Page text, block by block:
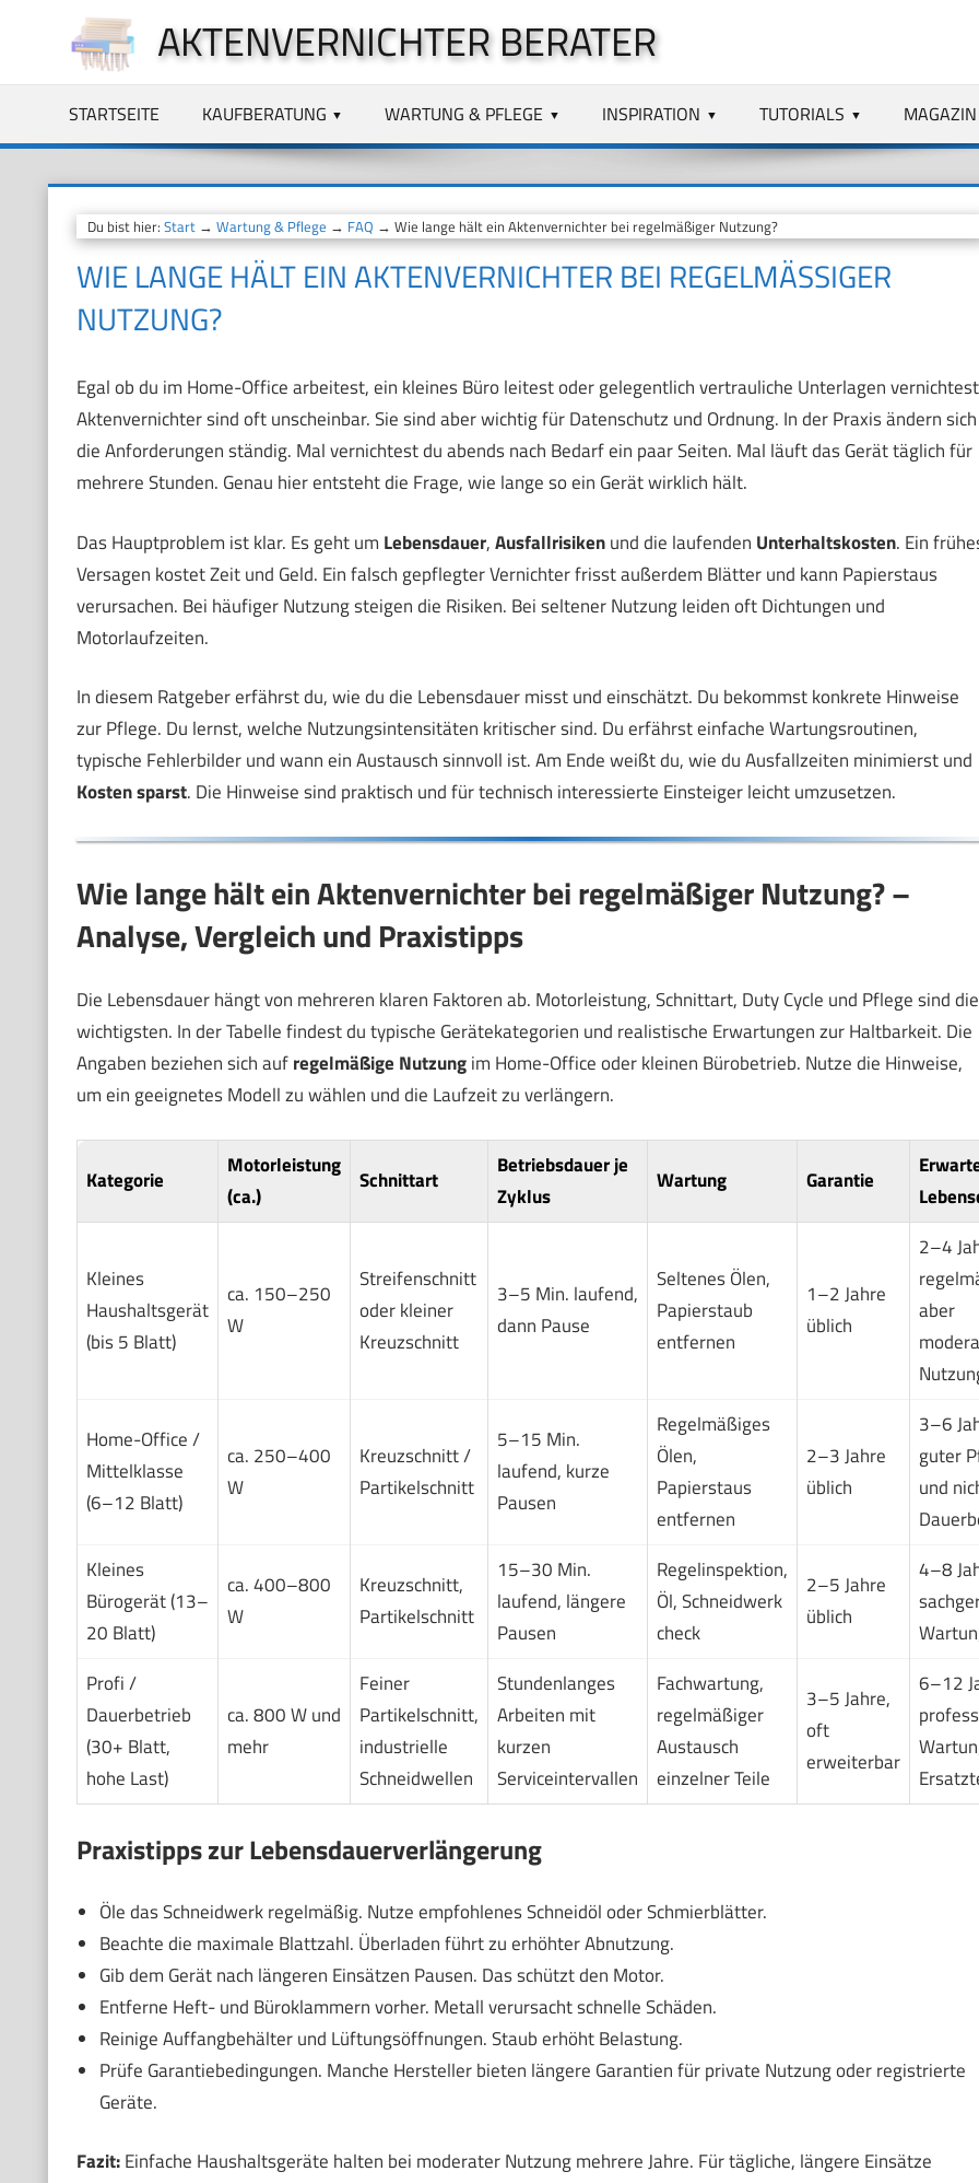
springen
AKTENVERNICHTER BERATER
STARTSEITE KAUFBERATUNG WARTUNG & PFLEGE INSPIRATION TUTORIALS MAGAZIN
Du bist hier: Start→ Wartung & Pflege → FAQ → Wie lange hält ein Aktenvernichter bei regelmäßiger Nutzung?
WIE LANGE HÄLT EIN AKTENVERNICHTER BEI REGELMÄSSIGER N
UTZUNG?
Egal ob du im Home-Office arbeitest, ein kleines Büro leitest oder gelegentlich vertrauliche Unterlagen
Aktenvernichter sind oft unscheinbar. Sie sind aber wichtig für Datenschutz und Ordnung. In der Praxis ändern sich
die Anforderungen ständig. Mal vernichtest du abends nach Bedarf ein paar Seiten. Mal läuft das Gerät täglich für
mehrere Stunden. Genau hier entsteht die Frage, wie lange so ein Gerät wirklich hält.
Das Hauptproblem ist klar. Es geht um Lebensdauer,Ausfallrisikenund die laufenden Unterhaltskosten. Ein
Versagen kostet Zeit und Geld. Ein falsch gepflegter Vernichter frisst außerdem Blätter und kann Papierstaus
verursachen. Bei häufiger Nutzung steigen die Risiken. Bei seltener Nutzung leiden oft Dichtungen und
Motorlaufzeiten.
In diesem Ratgeber erfährst du, wie du die Lebensdauer misst und einschätzt. Du bekommst konkrete Hinweise
zur Pflege. Du lernst, welche Nutzungsintensitäten kritischer sind. Du erfährst einfache Wartungsroutinen,
typische Fehlerbilder und wann ein Austausch sinnvoll ist. Am Ende weißt du, wie du Ausfallzeiten minimierst und
Kosten sparst. Die Hinweise sind praktisch und für technisch interessierte Einsteiger leicht umzusetzen.
Wie lange hält ein Aktenvernichter bei regelmäßiger Nutzung? –
Analyse, Vergleich und Praxistipps
Die Lebensdauer hängt von mehreren klaren Faktoren ab. Motorleistung, Schnittart, Duty Cycle und Pflege sind die
wichtigsten. In der Tabelle findest du typische Gerätekategorien und realistische Erwartungen zur Haltbarkeit. Die
Angaben beziehen sich aufregelmäßige Nutzungim Home-Office oder kleinen Bürobetrieb. Nutze die Hinweise,
um ein geeignetes Modell zu wählen und die Laufzeit zu verlängern.
Kategorie
Motorleistung
(ca.)
Schnittart
Betriebsdauer je
Zyklus
Wartung Garantie
Kleines
Haushaltsgerät
(bis 5 Blatt)
ca. 150–250
W
Streifenschnitt
oder kleiner
Kreuzschnitt
3–5 Min. laufend,
dann Pause
Seltenes Ölen,
Papierstaub
entfernen
1–2 Jahre
üblich
2–4
aber
Home-Office /
Mittelklasse
(6–12 Blatt)
ca. 250–400
W
Kreuzschnitt /
Partikelschnitt
5–15 Min.
laufend, kurze
Pausen
Regelmäßiges
Ölen,
Papierstaus
entfernen
2–3 Jahre
üblich
3–6
guter
und
Kleines
Bürogerät (13–
20 Blatt)
ca. 400–800
W
Kreuzschnitt,
Partikelschnitt
15–30 Min.
laufend, längere
Pausen
Regelinspektion,
Öl, Schneidwerk
check
2–5 Jahre
üblich
4–8
Profi /
Dauerbetrieb
(30+ Blatt,
hohe Last)
ca. 800 W und
mehr
Feiner
Partikelschnitt,
industrielle
Schneidwellen
Stundenlanges
Arbeiten mit
kurzen
Serviceintervallen
Fachwartung,
regelmäßiger
Austausch
einzelner Teile
3–5 Jahre,
oft
erweiterbar
6–12
Praxistipps zur Lebensdauerverlängerung
Öle das Schneidwerk regelmäßig. Nutze empfohlenes Schneidöl oder Schmierblätter.
Beachte die maximale Blattzahl. Überladen führt zu erhöhter Abnutzung.
Gib dem Gerät nach längeren Einsätzen Pausen. Das schützt den Motor.
Entferne Heft- und Büroklammern vorher. Metall verursacht schnelle Schäden.
Reinige Auffangbehälter und Lüftungsöffnungen. Staub erhöht Belastung.
Prüfe Garantiebedingungen. Manche Hersteller bieten längere Garantien für private Nutzung oder registrierte
Geräte.
Fazit:Einfache Haushaltsgeräte halten bei moderater Nutzung mehrere Jahre. Für tägliche, längere Einsätze